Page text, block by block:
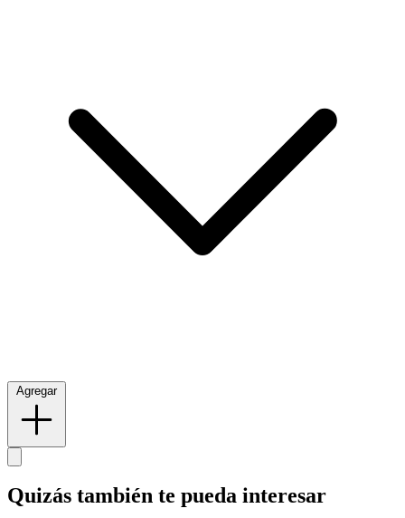
Agregar
Quizás también te pueda interesar